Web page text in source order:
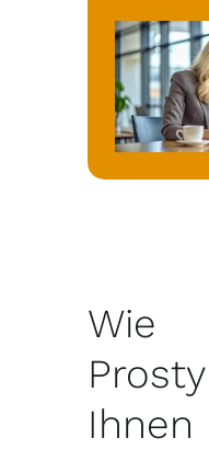
Wie
Ihnen